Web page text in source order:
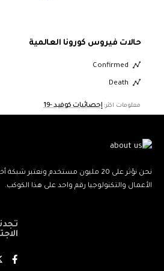
حالات فيروس كورونا العالمية
Confirmed
Death
معلومات اكثر: إحصائيات كوفيد -19
نحن نؤثر على 20 مليون مستخدم ونعتبر شبكة
الأعمال والتكنولوجيا رقم واحد على هذا الكوكب.